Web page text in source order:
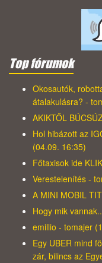
Top fórumok
Okosautók,
átalakulásra? -
AKIKTŐL
Hol hibázott az
(04.09. 16:35)
Főtaxisok ide
Verestelenítés -
A MINI MOBIL
Hogy mik
emillio - tomajer
Egy UBER mind
zár, bilincs az